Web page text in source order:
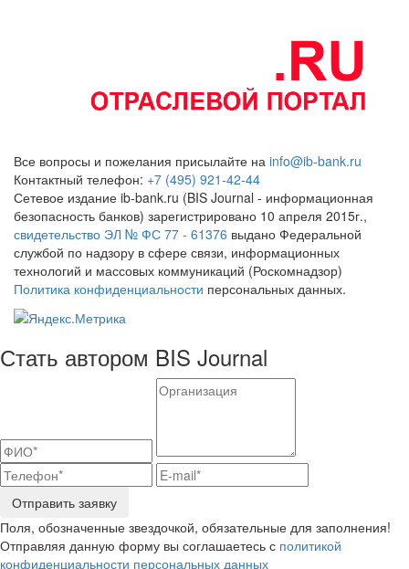
Все вопросы и пожелания присылайте на info@ib-bank.ru
Контактный телефон: +7 (495) 921-42-44
Сетевое издание ib-bank.ru (BIS Journal - информационная
безопасность банков) зарегистрировано 10 апреля 2015г.,
свидетельство ЭЛ № ФС 77 - 61376 выдано Федеральной
службой по надзору в сфере связи, информационных
технологий и массовых коммуникаций (Роскомнадзор)
Политика конфиденциальности персональных данных.
Стать автором BIS Journal
Отправить заявку
Поля, обозначенные звездочкой, обязательные для заполнения!
Отправляя данную форму вы соглашаетесь с политикой
конфиденциальности персональных данных